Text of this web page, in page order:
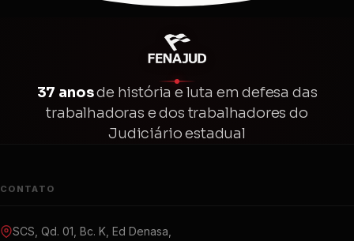
37 anosde história e luta em defesa das
trabalhadoras e dos trabalhadores do
Judiciário estadual
CONTATO
SCS, Qd. 01, Bc. K, Ed Denasa,